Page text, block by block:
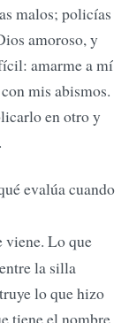
malos; policías
amoroso, y
amarme a mí
mis abismos.
en otro y
evalúa cuando
viene. Lo que
la silla
lo que hizo